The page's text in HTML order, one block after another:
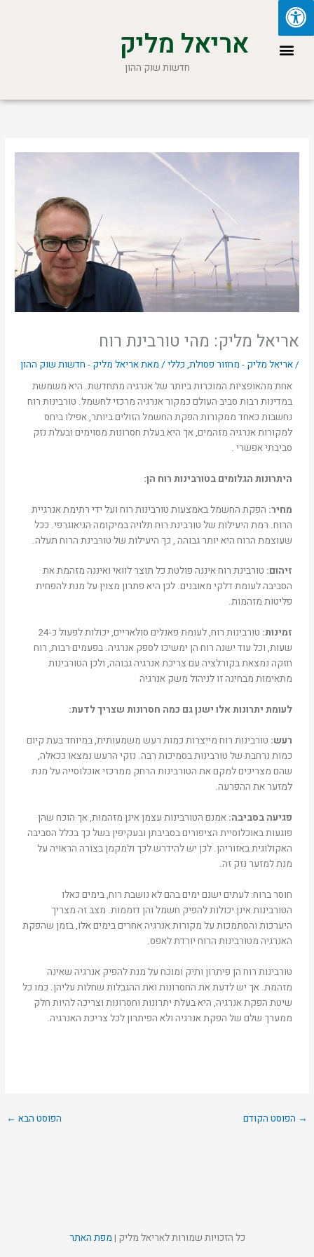
דילוג
לתוכן
תפריטאריאל מליק
חדשות שוק ההון
אריאל מליק: מהי טורבינת רוח
/אריאל מליק - מחזור פסולת, כללי / מאתאריאל מליק - חדשות שוק ההון
אחת מהאופציות המוכרות ביותר של אנרגיה מתחדשת. היא משמשת
במדינות רבות סביב העולם כמקור אנרגיה מרכזי לחשמל. טורבינות רוח
נחשבות כאחד ממקורות הפקת החשמל הזולים ביותר, אפילו ביחס
למקורות אנרגיה מזהמים, אך היא בעלת חסרונות מסוימים ובעלת נזק
סביבתי אפשרי .
היתרונות הגלומים בטורבינות רוח הן:
מחיר: הפקת החשמל באמצעות טורבינות רוח ועל ידי רתימת אנרגיית
הרוח. רמת היעילות של טורבינת רוח תלויה במיקומה הגיאוגרפי. ככל
שעוצמת הרוח היא יותר גבוהה , כך היעילות של טורבינת הרוח תעלה.
זיהום: טורבינת רוח איננה פולטת כל תוצר לוואי ואיננה מזהמת את
הסביבה לעומת דלקי מאובנים. לכן היא פתרון מצוין על מנת להפחית
פליטות מזהמות.
זמינות:
טורבינות רוח, לעומת פאנלים סולאריים, יכולות לפעול כ-24
שעות, וכל עוד ישנה רוח הן ימשיכו לספק אנרגיה. בפעמים רבות, רוח
חזקה נמצאת בקורלציה עם צריכת אנרגיה גבוהה, ולכן הטורבינות
מתאימות מבחינה זו לניהול משק אנרגיה
לעומת יתרונות אלו ישנן גם כמה חסרונות שצריך לדעת:
רעש: טורבינות רוח מייצרות כמות רעש משמעותית, במיוחד בעת קיום
כמות נרחבת של טורבינות בסמיכות רבה. נזקי הרעש נמצאו ככאלה,
שהם מצריכים למקם את הטורבינות הרחק ממרכזי אוכלוסייה על מנת
למזער את ההפרעה.
פגיעה בסביבה:אמנם הטורבינות עצמן אינן מזהמות, אך הוכח שהן
פוגעות באוכלוסיית הציפורים בסביבתן ובעקיפין בשל כך בכלל הסביבה
האקולוגית באזוריהן. לכן יש להידרש לכך ולמקמן בצורה הראויה על
מנת למזער נזק זה.
חוסר ברוח: לעתים ישנם ימים בהם לא נושבת רוח, בימים כאלו
הטורבינות אינן יכולות להפיק חשמל והן דוממות. מצב זה מצריך
היערכות והסתמכות על מקורות אנרגיה אחרים בימים אלו, בזמן שהפקת
האנרגיה מטורבינות הרוח יורדת לאפס.
טורבינות רוח הן פיתרון ותיק ומוכח על מנת להפיק אנרגיה שאינה
מזהמת. אך יש לדעת את החסרונות ואת ההגבלות שחלות עליהן. כמו כל
שיטת הפקת אנרגיה, היא בעלת יתרונות וחסרונות וצריכה להיות חלק
ממערך שלם של הפקת אנרגיה ולא הפיתרון לכל צריכת האנרגיה.
→ הפוסט הקודם הפוסט הבא ←
כל הזכויות שמורות לאריאל מליק | מפת האתר